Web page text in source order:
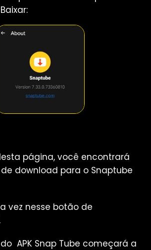
página, você encontrará
download para o Snaptube
vez nesse botão de
APK Snap Tube começará a